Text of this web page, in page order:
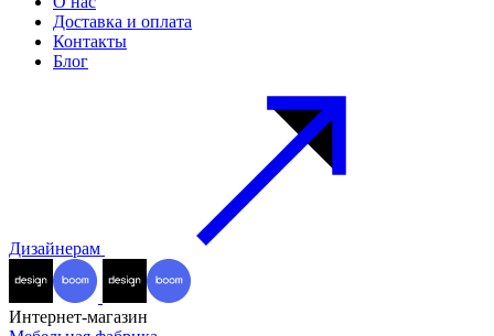
Доставка и оплата
Контакты
Блог
Дизайнерам
Интернет-магазин